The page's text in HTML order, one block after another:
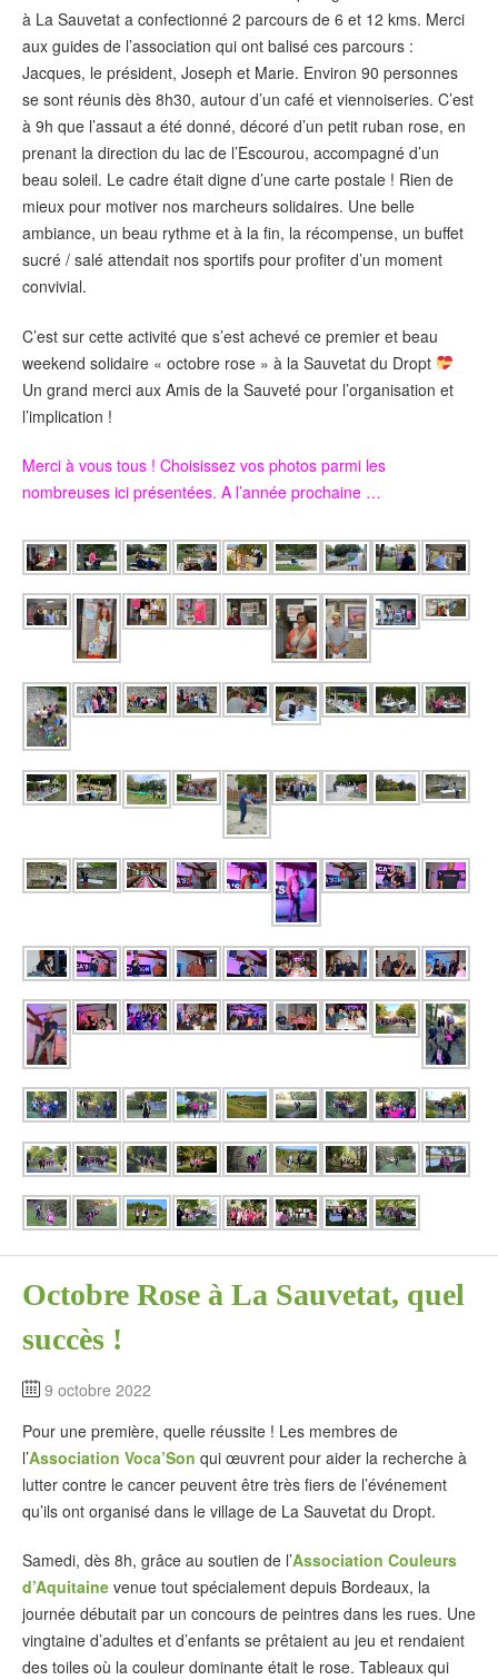
à La Sauvetat a confectionné 2 parcours de 6 et 12 kms. Merci
aux guides de l’association qui ont balisé ces parcours :
Jacques, le président, Joseph et Marie. Environ 90 personnes
se sont réunis dès 8h30, autour d’un café et viennoiseries. C’est
à 9h que l’assaut a été donné, décoré d’un petit ruban rose, en
prenant la direction du lac de l’Escourou, accompagné d’un
beau soleil. Le cadre était digne d’une carte postale ! Rien de
mieux pour motiver nos marcheurs solidaires. Une belle
ambiance, un beau rythme et à la fin, la récompense, un buffet
sucré / salé attendait nos sportifs pour profiter d’un moment
convivial.
C’est sur cette activité que s’est achevé ce premier et beau
weekend solidaire « octobre rose » à la Sauvetat du Dropt
Un grand merci aux Amis de la Sauveté pour l’organisation et
l’implication !
Merci à vous tous ! Choisissez vos photos parmi les
nombreuses ici présentées. A l’année prochaine …
Octobre Rose à La Sauvetat, quel
succès !
9 octobre 2022
Pour une première, quelle réussite ! Les membres de
l’Association Voca’Son qui œuvrent pour aider la recherche à
lutter contre le cancer peuvent être très fiers de l’événement
qu’ils ont organisé dans le village de La Sauvetat du Dropt.
Samedi, dès 8h, grâce au soutien de l’Association Couleurs
d’Aquitaine venue tout spécialement depuis Bordeaux, la
journée débutait par un concours de peintres dans les rues. Une
vingtaine d’adultes et d’enfants se prêtaient au jeu et rendaient
des toiles où la couleur dominante était le rose. Tableaux qui